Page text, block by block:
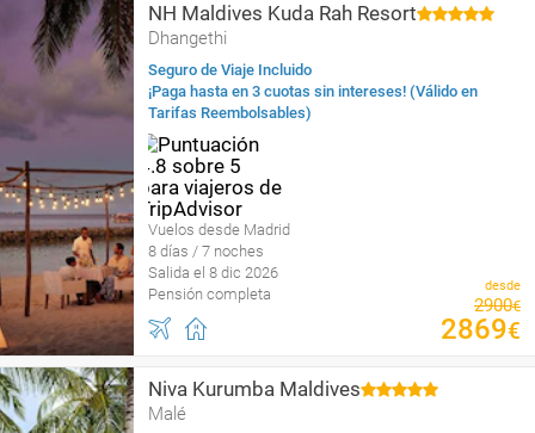
NH Maldives Kuda Rah Resort
Dhangethi
Seguro de Viaje Incluido
¡Paga hasta en 3 cuotas sin intereses! (Válido en
Tarifas Reembolsables)
Vuelos desde Madrid
8 días / 7 noches
Salida el 8 dic 2026
Pensión completa
desde
2900€
2869€
Niva Kurumba Maldives
Malé